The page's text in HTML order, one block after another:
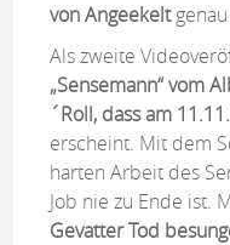
von Angeekelt
Als zweite
„Sensemann“vom
´Roll, dass am
erscheint. Mit dem
harten Arbeit des
Job nie zu Ende ist.
Gevatter Tod